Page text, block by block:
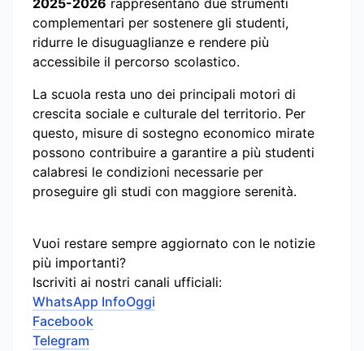
2025-2026 rappresentano due strumenti
complementari per sostenere gli studenti,
ridurre le disuguaglianze e rendere più
accessibile il percorso scolastico.
La scuola resta uno dei principali motori di
crescita sociale e culturale del territorio. Per
questo, misure di sostegno economico mirate
possono contribuire a garantire a più studenti
calabresi le condizioni necessarie per
proseguire gli studi con maggiore serenità.
Vuoi restare sempre aggiornato con le notizie
più importanti?
Iscriviti ai nostri canali ufficiali:
WhatsApp InfoOggi
Facebook
Telegram